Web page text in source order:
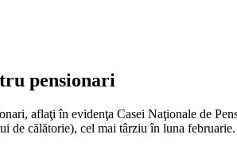
pensionari
aflaţi în evidenţa Casei Naţionale de
de călătorie), cel mai târziu în luna februarie.